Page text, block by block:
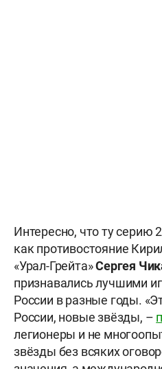
Интересно, что ту серию
как противостояние
«Урал-Грейта»Сергея
признавались лучшими
России в разные годы.
России, новые звёзды, –
легионеры и не
звёзды без всяких